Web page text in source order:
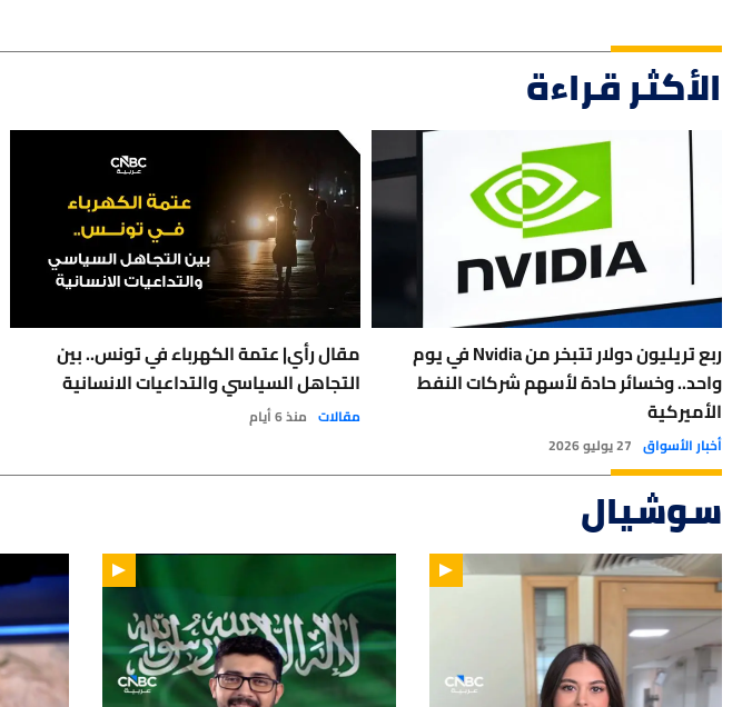
الأكثر قراءة
ربع تريليون دولار تتبخر من Nvidia في يوم
واحد.. وخسائر حادة لأسهم شركات النفط
الأميركية
أخبار الأسواق 27 يوليو 2026
مقال رأي| عتمة الكهرباء في تونس.. بين
التجاهل السياسي والتداعيات الانسانية
مقالات منذ 6 أيام
سوشيال